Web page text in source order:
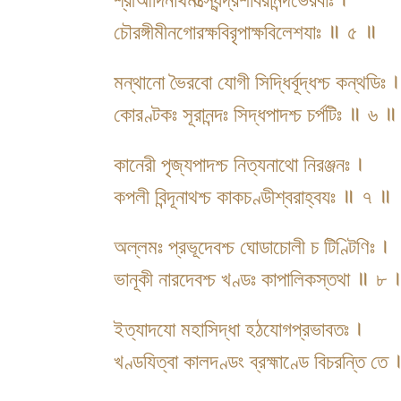
চৌরঙ্গীমীনগোরক্ষবিরৃপাক্ষবিলেশযাঃ ॥ ৫ ॥
মন্থানো ভৈরবো যোগী সিদ্ধির্বূদ্ধশ্চ কন্থডিঃ ।
কোরণ্টকঃ সূরানন্দঃ সিদ্ধপাদশ্চ চর্পটিঃ ॥ ৬ ॥
কানেরী পৃজ্যপাদশ্চ নিত্যনাথো নিরঞ্জনঃ ।
কপলী বিন্দূনাথশ্চ কাকচণ্ডীশ্বরাহ্বযঃ ॥ ৭ ॥
অল্লমঃ প্রভূদেবশ্চ ঘোডাচোলী চ টিণ্টিণিঃ ।
ভানূকী নারদেবশ্চ খণ্ডঃ কাপালিকস্তথা ॥ ৮
ইত্যাদযো মহাসিদ্ধা হঠযোগপ্রভাবতঃ ।
খণ্ডযিত্বা কালদণ্ডং ব্রহ্মাণ্ডে বিচরন্তি